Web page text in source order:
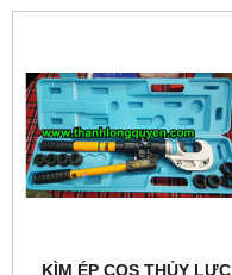
KÌM ÉP COS THỦY LỰC